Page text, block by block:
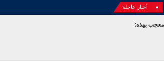
أخبار عاجلة
معجب بهذه: